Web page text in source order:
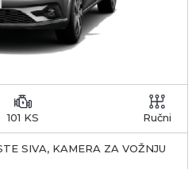
101 KS Ručni
SIVA, KAMERA ZA VOŽNJU